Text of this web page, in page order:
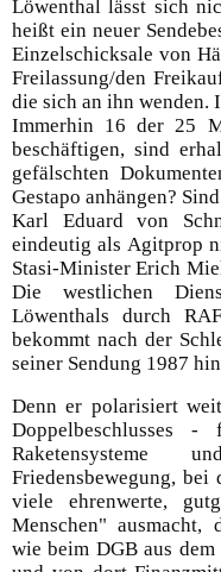
Löwenthal lässt sich
heißt ein neuer
Einzelschicksale von
Freilassung/den
die sich an ihn wenden.
Immerhin 16 der 25
beschäftigen, sind
gefälschten
Gestapo anhängen?
Karl Eduard von
eindeutig als Agitprop
Stasi-Minister Erich
Die westlichen
Löwenthals durch
bekommt nach der
seiner Sendung 1987
Denn er polarisiert
Doppelbeschlusses
Raketensysteme
Friedensbewegung,
viele ehrenwerte,
Menschen" ausmacht,
wie beim DGB aus